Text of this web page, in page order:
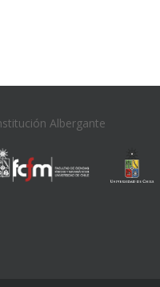
Albergante